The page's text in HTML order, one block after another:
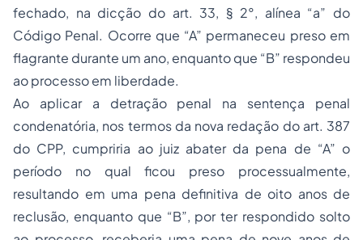
fechado, na dicção do art. 33, § 2°, alínea “a” do
Código Penal. Ocorre que “A” permaneceu preso em
flagrante durante um ano, enquanto que “B” respondeu
ao processo em liberdade.
Ao aplicar a detração penal na sentença penal
condenatória, nos termos da nova redação do art. 387
do CPP, cumpriria ao juiz abater da pena de “A” o
período no qual ficou preso processualmente,
resultando em uma pena definitiva de oito anos de
reclusão, enquanto que “B”, por ter respondido solto